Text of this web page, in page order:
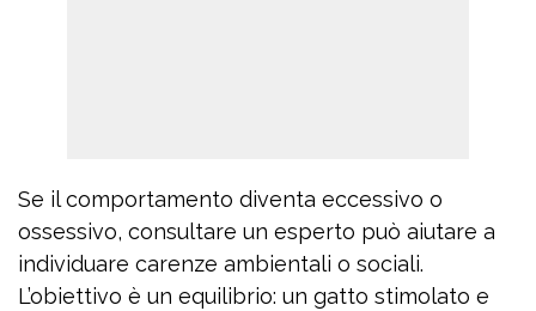
Se il comportamento diventa eccessivo o
ossessivo, consultare un esperto può aiutare a
individuare carenze ambientali o sociali.
L’obiettivo è un equilibrio: un gatto stimolato e